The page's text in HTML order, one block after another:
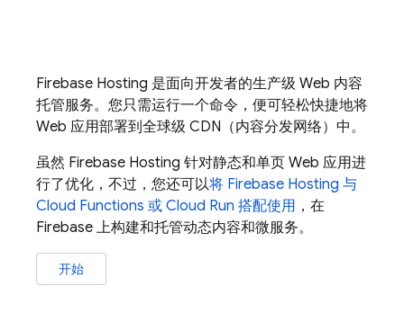
Firebase Hosting 是面向开发者的生产级 Web 内容
托管服务。您只需运行一个命令，便可轻松快捷地将
Web 应用部署到全球级 CDN（内容分发网络）中。
虽然 Firebase Hosting 针对静态和单页 Web 应用进
行了优化，不过，您还可以将 Firebase Hosting 与
Cloud Functions 或 Cloud Run 搭配使用 ，在
Firebase 上构建和托管动态内容和微服务。
开始